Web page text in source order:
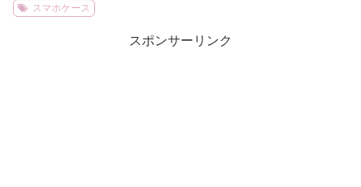
スマホケース
スポンサーリンク